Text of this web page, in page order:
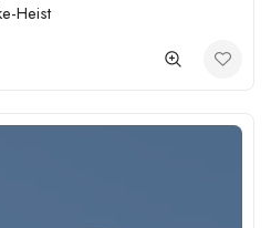
Heist